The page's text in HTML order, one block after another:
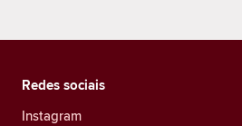
Redes sociais
Instagram